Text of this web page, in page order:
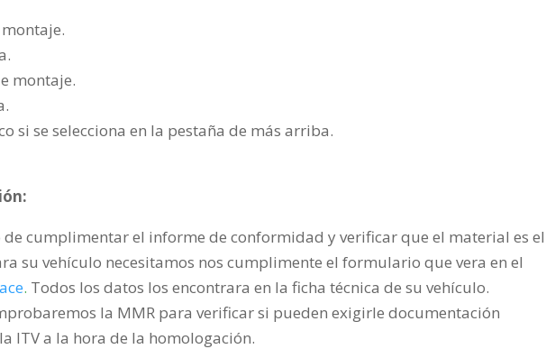
montaje.
si se selecciona en la pestaña de más arriba.
de cumplimentar el informe de conformidad y verificar que el material es el
su vehículo necesitamos nos cumplimente el formulario que vera en el
. Todos los datos los encontrara en la ficha técnica de su vehículo.
la MMR para verificar si pueden exigirle documentación
ITV a la hora de la homologación.